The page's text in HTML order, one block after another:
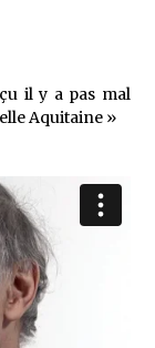
il y a pas mal
Aquitaine »